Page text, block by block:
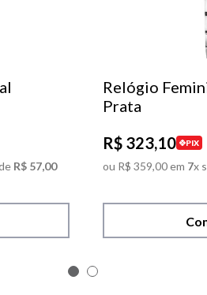
R$ 57,00
Relógio
Prata
R$ 323,10 PIX
ou R$ 359,00em 7x